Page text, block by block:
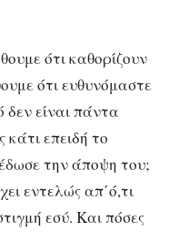
ότι καθορίζουν
ότι ευθυνόμαστε
δεν είναι πάντα
επειδή το
την άποψη του;
εντελώς απ΄ό,τι
εσύ. Και πόσες